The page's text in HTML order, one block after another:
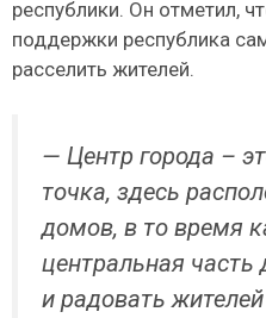
республики. Он отметил,
поддержки республика
расселить жителей.
— Центр города –
точка, здесь
домов, в то время
центральная
и радовать жителей